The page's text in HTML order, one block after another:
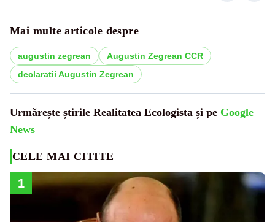
Mai multe articole despre
augustin zegrean
Augustin Zegrean CCR
declaratii Augustin Zegrean
Urmărește știrile Realitatea Ecologista și pe Google
News
CELE MAI CITITE
1